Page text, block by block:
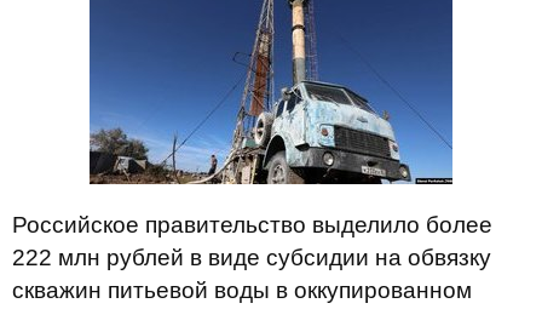
Российское правительство выделило более
222 млн рублей в виде субсидии на обвязку
скважин питьевой воды в оккупированном